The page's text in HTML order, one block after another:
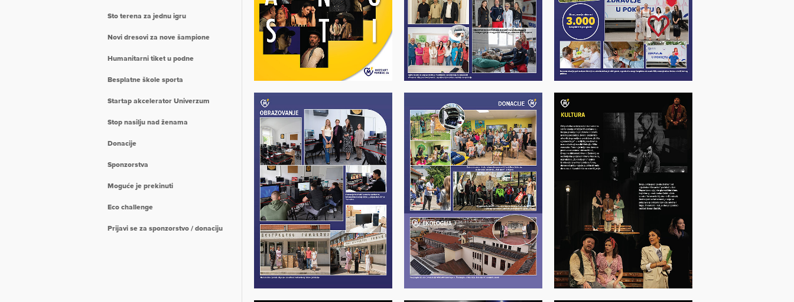
Sto terena za jednu igru
Novi dresovi za nove šampione
Humanitarni tiket u podne
Besplatne škole sporta
Startap akcelerator Univerzum
Stop nasilju nad ženama
Donacije
Sponzorstva
Moguće je prekinuti
Eco challenge
Prijavi se za sponzorstvo / donaciju